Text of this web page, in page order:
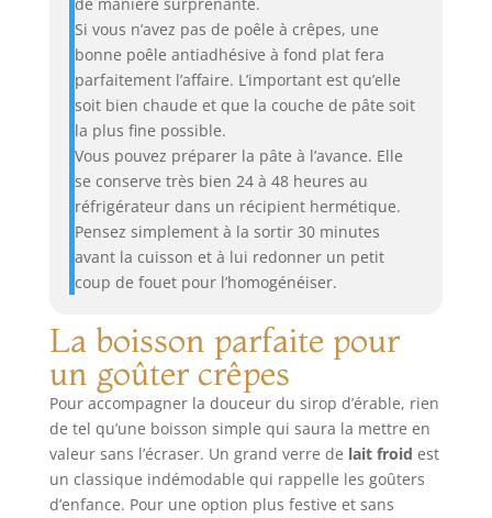
Si vous n’avez pas de poêle à crêpes, une
bonne poêle antiadhésive à fond plat fera
parfaitement l’affaire. L’important est qu’elle
soit bien chaude et que la couche de pâte soit
la plus fine possible.
Vous pouvez préparer la pâte à l’avance. Elle
se conserve très bien 24 à 48 heures au
réfrigérateur dans un récipient hermétique.
Pensez simplement à la sortir 30 minutes
avant la cuisson et à lui redonner un petit
coup de fouet pour l’homogénéiser.
La boisson parfaite pour
un goûter crêpes
Pour accompagner la douceur du sirop d’érable, rien
de tel qu’une boisson simple qui saura la mettre en
valeur sans l’écraser. Un grand verre de lait froid est
un classique indémodable qui rappelle les goûters
d’enfance. Pour une option plus festive et sans